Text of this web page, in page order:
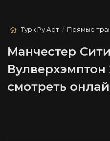
Турк Ру Арт / Прямые
Манчестер
Вулверхэмптон
смотреть